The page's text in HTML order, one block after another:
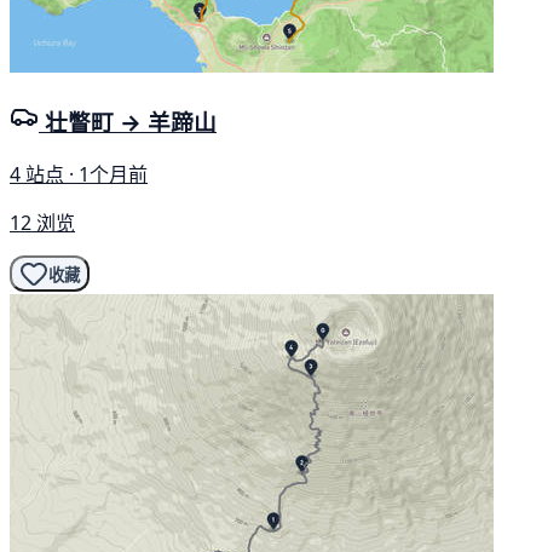
壮瞥町 → 羊蹄山
4 站点 · 1个月前
12 浏览
收藏